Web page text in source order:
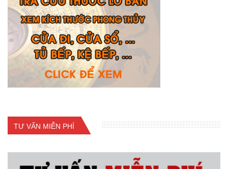
TƯ VẤN MIỄN PHÍ